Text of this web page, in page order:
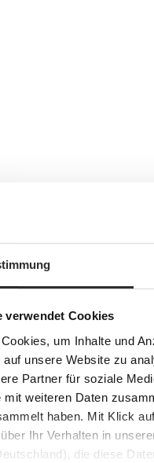
verwendet Cookies
um Inhalte und
auf unsere Website zu
Partner für soziale
mit weiteren Daten
haben. Mit Klick
Ihr Verhalten in
die diese